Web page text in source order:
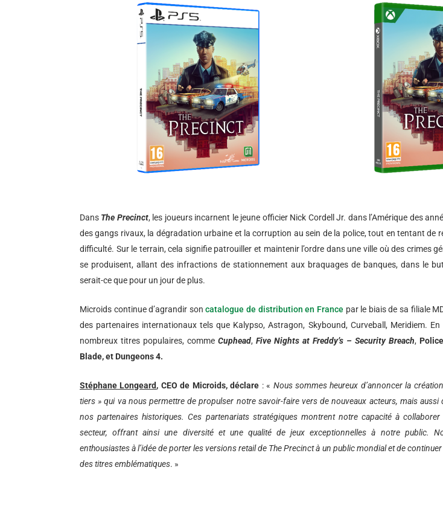
Dans The Precinct, les joueurs incarnent le jeune officier Nick Cordell Jr. dans l’Amérique des
des gangs rivaux, la dégradation urbaine et la corruption au sein de la police, tout en tentant de
difficulté. Sur le terrain, cela signifie patrouiller et maintenir l’ordre dans une ville où des crimes
se produisent, allant des infractions de stationnement aux braquages de banques, dans le
serait-ce que pour un jour de plus.
Microids continue d’agrandir soncatalogue de distribution en France par le biais de sa filiale
des partenaires internationaux tels que Kalypso, Astragon, Skybound, Curveball, Meridiem.
nombreux titres populaires, comme Cuphead, Five Nights at Freddy’s – Security Breach,
Blade, et Dungeons 4.
Stéphane Longeard, CEO de Microids, déclare : « Nous sommes heureux d’annoncer la
tiers » qui va nous permettre de propulser notre savoir-faire vers de nouveaux acteurs, mais
nos partenaires historiques. Ces partenariats stratégiques montrent notre capacité à
secteur, offrant ainsi une diversité et une qualité de jeux exceptionnelles à notre public.
enthousiastes à l’idée de porter les versions retail de The Precinct à un public mondial et de
des titres emblématiques. »